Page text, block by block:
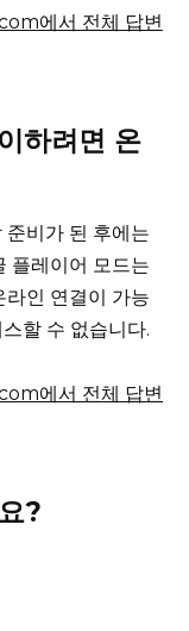
에서 전체 답변
하려면 온
준비가 된 후에는
플레이어 모드는
라인 연결이 가능
할 수 없습니다.
에서 전체 답변
?